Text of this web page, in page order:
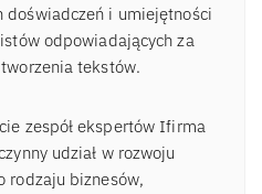
doświadczeń i umiejętności
odpowiadających za
tekstów.
zespół ekspertów Ifirma
udział w rozwoju
rodzaju biznesów,